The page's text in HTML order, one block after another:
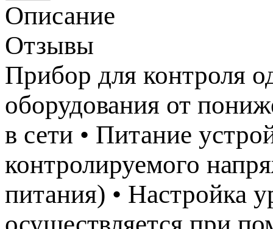
Описание
Отзывы
Прибор для контроля
оборудования от
в сети • Питание
контролируемого
питания) • Настройка